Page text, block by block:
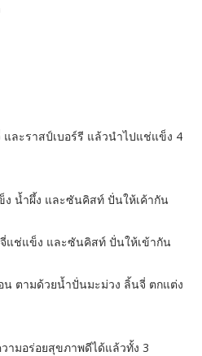
ละราสป์เบอร์รี แล้วนำไปแช่แข็ง 4
ง น้ำผึ้ง และซันคิสท์ ปั่นให้เค้ากัน
แช่แข็ง และซันคิสท์ ปั่นให้เข้ากัน
น ตามด้วยน้ำปั่นมะม่วง ลิ้นจี่ ตกแต่ง
มอร่อยสุขภาพดีได้แล้วทั้ง 3